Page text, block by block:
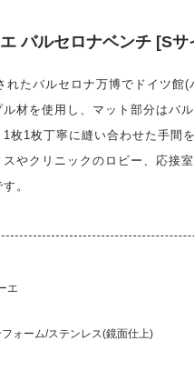
バルセロナベンチ [Sサ
たバルセロナ万博でドイツ館(
材を使用し、マット部分はバ
枚1枚丁寧に縫い合わせた手間
やクリニックのロビー、応接
。
エ
ォーム/ステンレス(鏡面仕上)